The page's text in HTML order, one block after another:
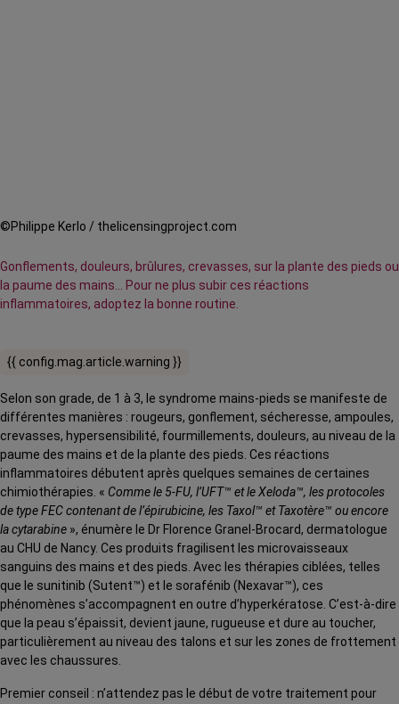
©Philippe Kerlo / thelicensingproject.com
Gonflements, douleurs, brûlures, crevasses, sur la plante des pieds ou
la paume des mains… Pour ne plus subir ces réactions
inflammatoires, adoptez la bonne routine.
{{ config.mag.article.warning }}
Selon son grade, de 1 à 3, le syndrome mains-pieds se manifeste de
différentes manières : rougeurs, gonflement, sécheresse, ampoules,
crevasses, hypersensibilité, fourmillements, douleurs, au niveau de la
paume des mains et de la plante des pieds. Ces réactions
inflammatoires débutent après quelques semaines de certaines
chimiothérapies. « Comme le 5-FU, l’UFT™ et le Xeloda™, les protocoles
de type FEC contenant de l’épirubicine, les Taxol™ et Taxotère™ ou encore
la cytarabine », énumère le Dr Florence Granel-Brocard, dermatologue
au CHU de Nancy. Ces produits fragilisent les microvaisseaux
sanguins des mains et des pieds. Avec les thérapies ciblées, telles
que le sunitinib (Sutent™) et le sorafénib (Nexavar™), ces
phénomènes s’accompagnent en outre d’hyperkératose. C’est-à-dire
que la peau s’épaissit, devient jaune, rugueuse et dure au toucher,
particulièrement au niveau des talons et sur les zones de frottement
avec les chaussures.
Premier conseil : n’attendez pas le début de votre traitement pour